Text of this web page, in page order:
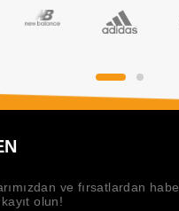
ve fırsatlardan
olun!